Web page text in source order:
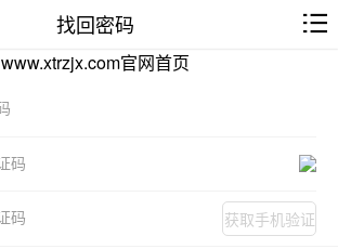
找回密码
www.xtrzjx.com官网首页
获取手机验证